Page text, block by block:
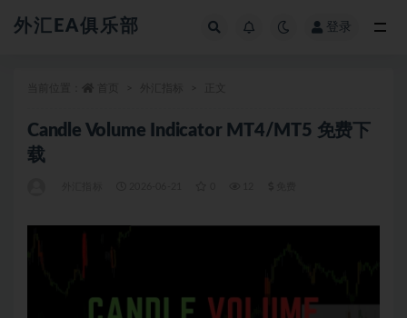
外汇EA俱乐部 登录
Candle Volume Indicator MT4/MT5 免费下
载